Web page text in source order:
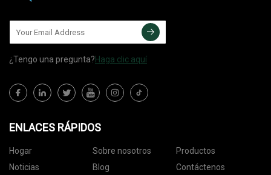
¿Tengo una pregunta?Haga clic aquí
ENLACES RÁPIDOS
Hogar Sobre nosotros
Productos
Noticias
Blog Contáctenos